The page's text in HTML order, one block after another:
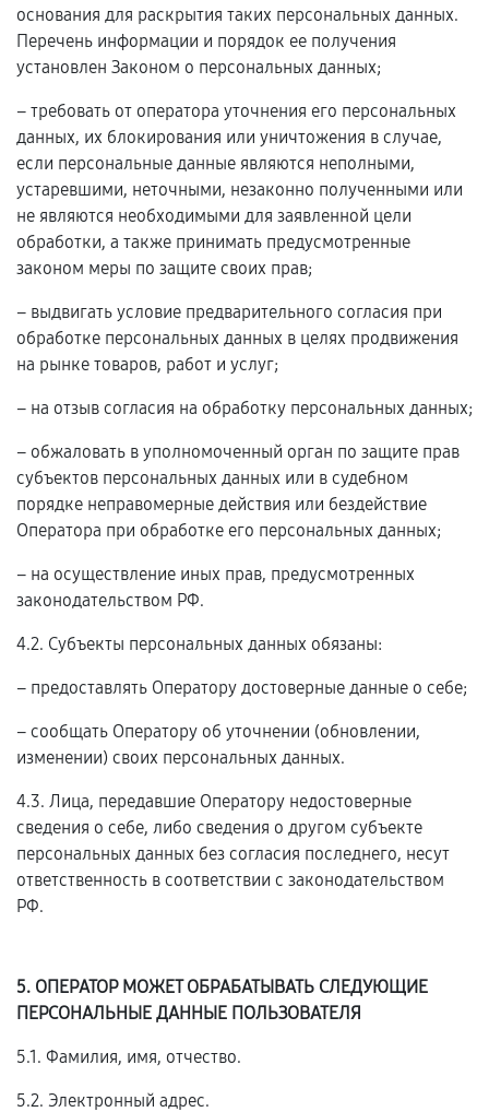
основания для раскрытия таких персональных данных.
Перечень информации и порядок ее получения
установлен Законом о персональных данных;
– требовать от оператора уточнения его персональных
данных, их блокирования или уничтожения в случае,
если персональные данные являются неполными,
устаревшими, неточными, незаконно полученными или
не являются необходимыми для заявленной цели
обработки, а также принимать предусмотренные
законом меры по защите своих прав;
– выдвигать условие предварительного согласия при
обработке персональных данных в целях продвижения
на рынке товаров, работ и услуг;
– на отзыв согласия на обработку персональных данных;
– обжаловать в уполномоченный орган по защите прав
субъектов персональных данных или в судебном
порядке неправомерные действия или бездействие
Оператора при обработке его персональных данных;
– на осуществление иных прав, предусмотренных
законодательством РФ.
4.2. Субъекты персональных данных обязаны:
– предоставлять Оператору достоверные данные о себе;
– сообщать Оператору об уточнении (обновлении,
изменении) своих персональных данных.
4.3. Лица, передавшие Оператору недостоверные
сведения о себе, либо сведения о другом субъекте
персональных данных без согласия последнего, несут
ответственность в соответствии с законодательством
РФ.
5. ОПЕРАТОР МОЖЕТ ОБРАБАТЫВАТЬ СЛЕДУЮЩИЕ
ПЕРСОНАЛЬНЫЕ ДАННЫЕ ПОЛЬЗОВАТЕЛЯ
5.1. Фамилия, имя, отчество.
5.2. Электронный адрес.